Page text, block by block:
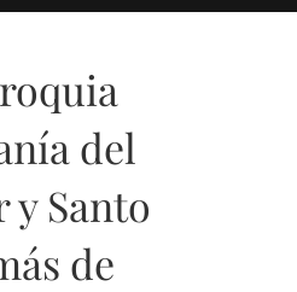
del
y Santo
de